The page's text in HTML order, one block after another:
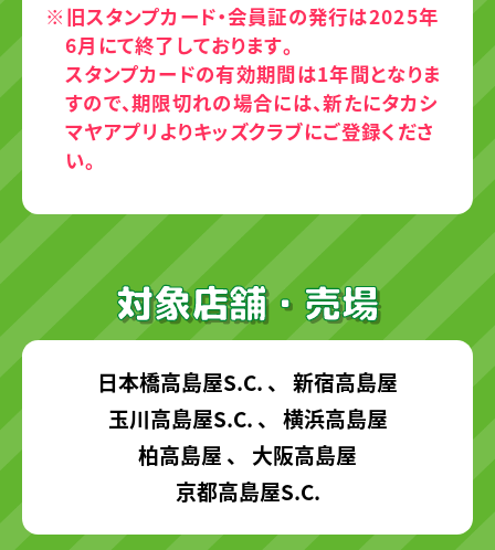
※旧スタンプカード・会員証の発行は2025年
6月にて終了しております。
スタンプカードの有効期間は1年間となりま
すので、期限切れの場合には、新たにタカシ
マヤアプリよりキッズクラブにご登録くださ
い。
対象店舗・売場
日本橋高島屋S.C. 、 新宿高島屋
玉川高島屋S.C. 、 横浜高島屋
柏高島屋 、 大阪高島屋
京都高島屋S.C.